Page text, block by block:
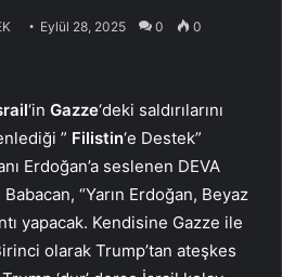
Eylül 28, 2025 0 0
‘in Gazze‘deki saldırılarını
” Filistin‘e Destek”
Erdoğan’a seslenen DEVA
“Yarın Erdoğan, Beyaz
yapacak. Kendisine Gazze ile
olarak Trump’tan ateşkes